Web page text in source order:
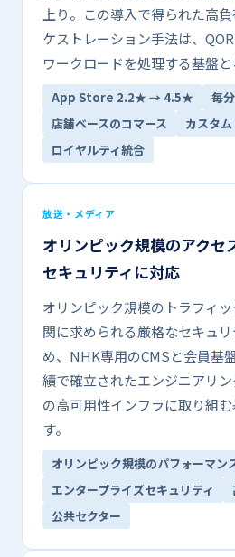
上り。​この​導入で​得られた​高
ケストレーション手法は、​
ワークロードを​処理する​基盤と​
App Store 2.2★ → 4.5★
毎
店舗ベースの​​コマース
カスタ
ロイヤルティ統合
放送・メディア
オリンピック規模の​​アクセ
セキュリティに​​対応
オリンピック規模の​トラフィ
関に​求められる​厳格な​セキュ
め、​NHK専用の​CMSと​会員基
績で​確立された​エンジニアリ
の​高可用性インフラに​取り組
す。
オリンピック規模の​​パフォーマン
エンタープライズセキュリティ
公共セクター